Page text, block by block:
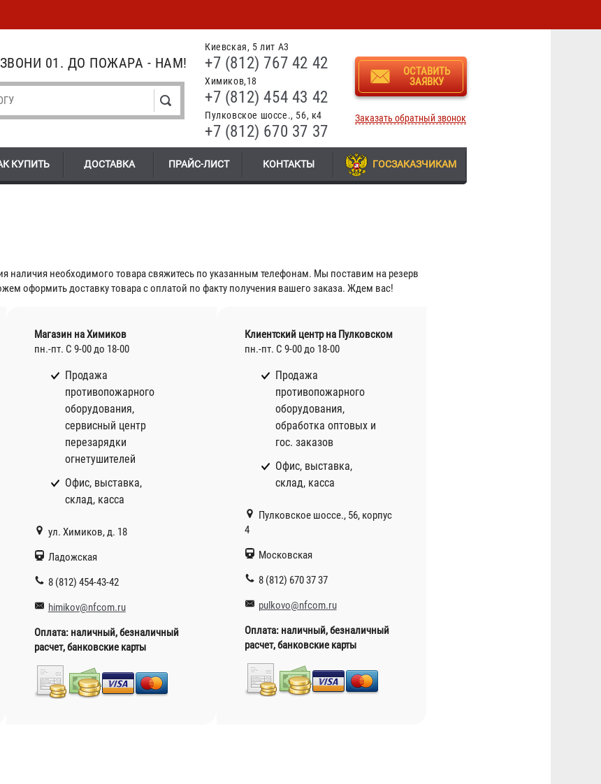
Киевская, 5 лит А3
+7 (812) 767 42 42
Химиков,18
+7 (812) 454 43 42
Пулковское шоссе., 56, к4
+7 (812) 670 37 37
ОСТАВИТЬ
ЗАЯВКУ
Заказать обратный звонок
01. ДО ПОЖАРА - НАМ!
КУПИТЬ ДОСТАВКА ПРАЙС-ЛИСТ КОНТАКТЫ ГОСЗАКАЗЧИКАМ
наличия необходимого товара свяжитесь по указанным телефонам. Мы поставим на резерв
оформить доставку товара с оплатой по факту получения вашего заказа. Ждем вас!
Магазин на Химиков
пн.-пт. С 9-00 до 18-00
Продажа
противопожарного
оборудования,
сервисный центр
перезарядки
огнетушителей
Офис, выставка,
склад, касса
ул. Химиков, д. 18
Ладожская
8 (812) 454-43-42
himikov@nfcom.ru
Оплата: наличный, безналичный
расчет, банковские карты
Клиентский центр на Пулковском
пн.-пт. С 9-00 до 18-00
Продажа
противопожарного
оборудования,
обработка оптовых и
гос. заказов
Офис, выставка,
склад, касса
Пулковское шоссе., 56, корпус
4
Московская
8 (812) 670 37 37
pulkovo@nfcom.ru
Оплата: наличный, безналичный
расчет, банковские карты